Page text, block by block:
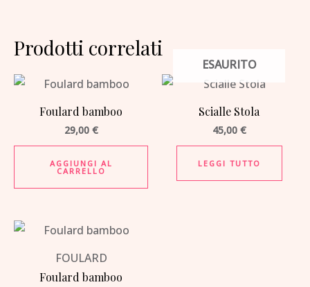
Prodotti correlati
Foulard bamboo
29,00 €
AGGIUNGI AL
CARRELLO
ESAURITO
Scialle Stola
45,00 €
LEGGI TUTTO
FOULARD
Foulard bamboo